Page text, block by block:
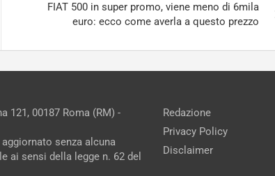
FIAT 500 in super promo, viene meno di 6mila
euro: ecco come averla a questo prezzo
121, 00187 Roma (RM) -
senza alcuna
ai sensi della legge n. 62 del
Redazione
Privacy Policy
Disclaimer